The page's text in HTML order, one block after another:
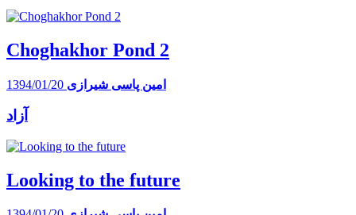
Choghakhor Pond 2
امین پاسی شیرازی 1394/01/20
آزاد
Looking to the future